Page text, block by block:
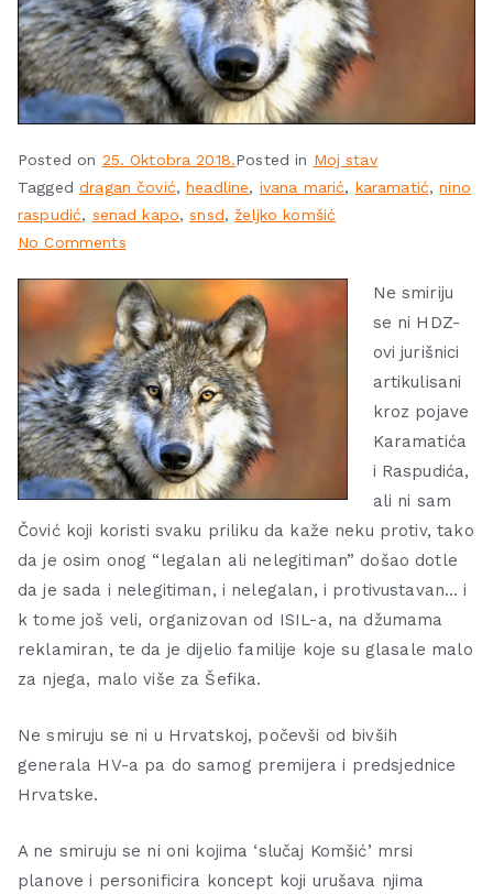
Posted on 25. Oktobra 2018.Posted in Moj stav
Taggeddragan čović,headline, ivana marić, karamatić,nino
raspudić, senad kapo,snsd,željko komšić
No Comments
Ne smiriju
se ni HDZ-
ovi jurišnici
artikulisani
kroz pojave
Karamatića
i Raspudića,
ali ni sam
Čović koji koristi svaku priliku da kaže neku protiv, tako
da je osim onog “legalan ali nelegitiman” došao dotle
da je sada i nelegitiman, i nelegalan, i protivustavan… i
k tome još veli, organizovan od ISIL-a, na džumama
reklamiran, te da je dijelio familije koje su glasale malo
za njega, malo više za Šefika.
Ne smiruju se ni u Hrvatskoj, počevši od bivših
generala HV-a pa do samog premijera i predsjednice
Hrvatske.
A ne smiruju se ni oni kojima ‘slučaj Komšić’ mrsi
planove i personificira koncept koji urušava njima